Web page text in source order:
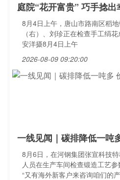
庭院“花开富贵” 巧手捻出
8月4日上午，唐山市路南区稻
（右）、刘珍正在检查手工绢
安洋摄8月4日上午
2026-08-09 09:20:00
一线见闻｜碳排降低一吨
8月6日，在河钢集团张宣科技
人员在生产车间检查锻造工艺
“又有海外新客户来咨询咱们的